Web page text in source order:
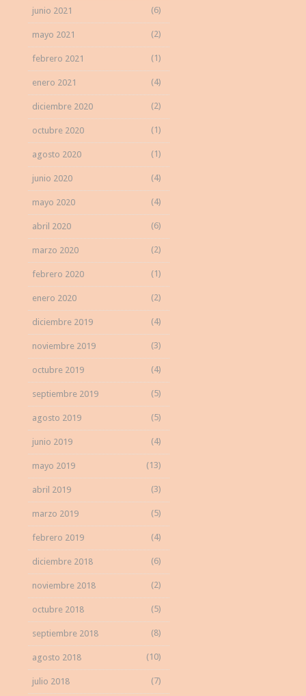
junio 2021 (6)
mayo 2021 (2)
febrero 2021 (1)
enero 2021 (4)
diciembre 2020 (2)
octubre 2020 (1)
agosto 2020 (1)
junio 2020 (4)
mayo 2020 (4)
abril 2020 (6)
marzo 2020 (2)
febrero 2020 (1)
enero 2020 (2)
diciembre 2019 (4)
noviembre 2019 (3)
octubre 2019 (4)
septiembre 2019 (5)
agosto 2019 (5)
junio 2019 (4)
mayo 2019 (13)
abril 2019 (3)
marzo 2019 (5)
febrero 2019 (4)
diciembre 2018 (6)
noviembre 2018 (2)
octubre 2018 (5)
septiembre 2018 (8)
agosto 2018 (10)
julio 2018 (7)